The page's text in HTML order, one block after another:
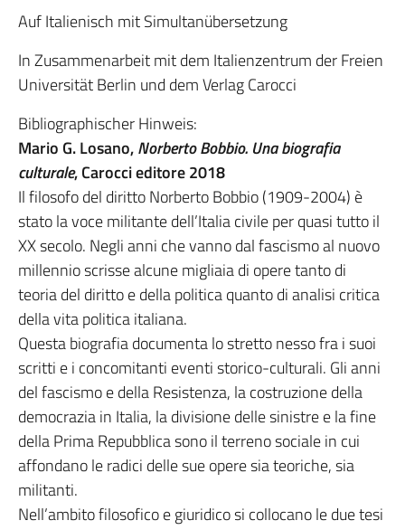
Auf Italienisch mit Simultanübersetzung
In Zusammenarbeit mit dem Italienzentrum der Freien
Universität Berlin und dem Verlag Carocci
Bibliographischer Hinweis:
Mario G. Losano,Norberto Bobbio. Una biografia
culturale, Carocci editore 2018
Il filosofo del diritto Norberto Bobbio (1909-2004) è
stato la voce militante dell’Italia civile per quasi tutto il
XX secolo. Negli anni che vanno dal fascismo al nuovo
millennio scrisse alcune migliaia di opere tanto di
teoria del diritto e della politica quanto di analisi critica
della vita politica italiana.
Questa biografia documenta lo stretto nesso fra i suoi
scritti e i concomitanti eventi storico-culturali. Gli anni
del fascismo e della Resistenza, la costruzione della
democrazia in Italia, la divisione delle sinistre e la fine
della Prima Repubblica sono il terreno sociale in cui
affondano le radici delle sue opere sia teoriche, sia
militanti.
Nell’ambito filosofico e giuridico si collocano le due tesi